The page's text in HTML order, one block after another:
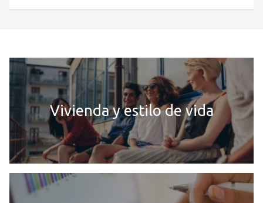
Vivienda y estilo de vida